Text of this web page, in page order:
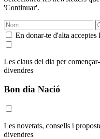
'Continuar'.
En donar-te d'alta acceptes
Les claus del dia per
divendres
Bon dia Nació
Les novetats, consells i
divendres